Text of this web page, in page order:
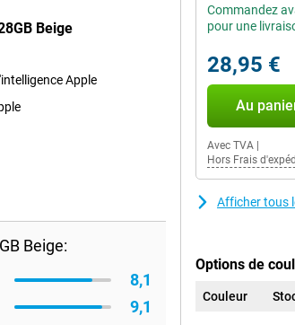
Beige
Apple
Beige:
8,1
9,1
Commandez
pour une
28,95 €
Au
Avec TVA
Hors Frais
Afficher tous
Options de
Couleur